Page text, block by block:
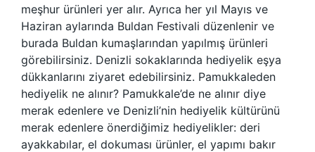
meşhur ürünleri yer alır. Ayrıca her yıl Mayıs ve
Haziran aylarında Buldan Festivali düzenlenir ve
burada Buldan kumaşlarından yapılmış ürünleri
görebilirsiniz. Denizli sokaklarında hediyelik eşya
dükkanlarını ziyaret edebilirsiniz. Pamukkaleden
hediyelik ne alınır? Pamukkale’de ne alınır diye
merak edenlere ve Denizli’nin hediyelik kültürünü
merak edenlere önerdiğimiz hediyelikler: deri
ayakkabılar, el dokuması ürünler, el yapımı bakır